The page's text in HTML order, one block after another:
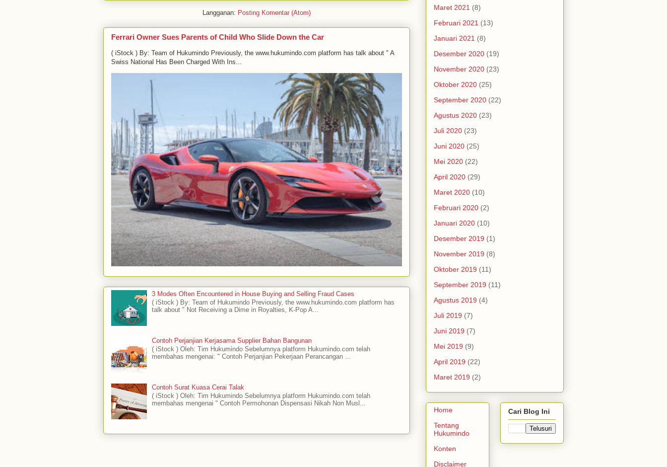
Langganan: Posting Komentar (Atom)
Ferrari Owner Sues Parents of Child Who Slide Down the Car
( iStock ) By: Team of Hukumindo Previously, the www.hukumindo.com platform has talk about " A
Swiss National Has Been Charged With Ins...
3 Modes Often Encountered in House Buying and Selling Fraud Cases
( iStock ) By: Team of Hukumindo Previously, the www.hukumindo.com platform has
talk about " Not Receiving a Dime in Royalties, K-Pop A...
Contoh Perjanjian Kerjasama Supplier Bahan Bangunan
( iStock ) Oleh: Tim Hukumindo Sebelumnya platform Hukumindo.com telah
membahas mengenai: " Contoh Perjanjian Pekerjaan Perancangan ...
Contoh Surat Kuasa Cerai Talak
( iStock ) Oleh: Tim Hukumindo Sebelumnya platform Hukumindo.com telah
membahas mengenai " Contoh Permohonan Dispensasi Nikah Non Musl...
Maret 2021 (8)
Februari 2021 (13)
Januari 2021 (8)
Desember 2020 (19)
November 2020 (23)
Oktober 2020 (25)
September 2020 (22)
Agustus 2020 (23)
Juli 2020 (23)
Juni 2020 (25)
Mei 2020 (22)
April 2020 (29)
Maret 2020 (10)
Februari 2020 (2)
Januari 2020 (10)
Desember 2019 (1)
November 2019 (8)
Oktober 2019 (11)
September 2019 (11)
Agustus 2019 (4)
Juli 2019 (7)
Juni 2019 (7)
Mei 2019 (9)
April 2019 (22)
Maret 2019 (2)
Home
Tentang
Hukumindo
Konten
Disclaimer
Cari Blog Ini